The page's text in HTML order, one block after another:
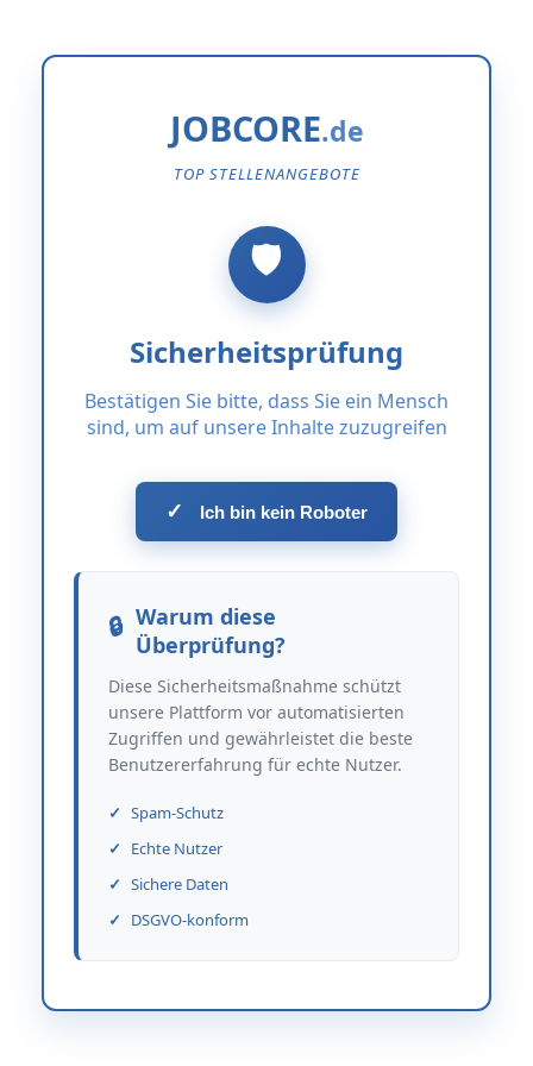
JOBCORE
TOP STELLENANGEBOTE
Sicherheitsprüfung
Bestätigen Sie bitte, dass Sie ein Mensch
sind, um auf unsere Inhalte zuzugreifen
✓ Ich bin kein Roboter
Warum diese
Überprüfung?
Diese Sicherheitsmaßnahme schützt
unsere Plattform vor automatisierten
Zugriffen und gewährleistet die beste
Benutzererfahrung für echte Nutzer.
Spam-Schutz
Echte Nutzer
Sichere Daten
DSGVO-konform